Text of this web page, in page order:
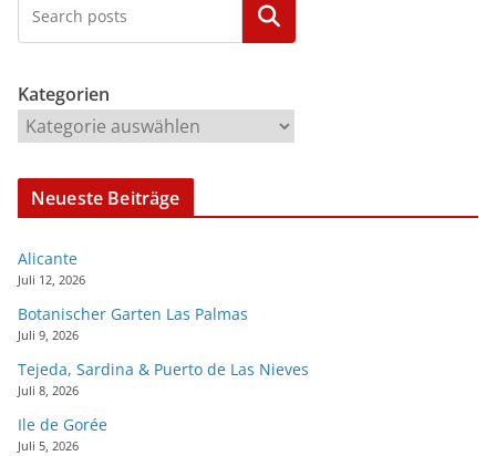
Kategorien
Kategorien
Neueste Beiträge
Alicante
Juli 12, 2026
Botanischer Garten Las Palmas
Juli 9, 2026
Tejeda, Sardina & Puerto de Las Nieves
Juli 8, 2026
Ile de Gorée
Juli 5, 2026